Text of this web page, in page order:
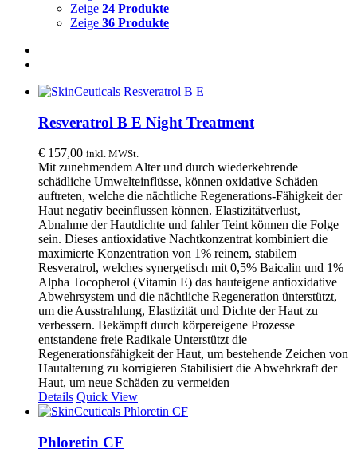
Zeige 24 Produkte
Zeige 36 Produkte
Resveratrol B E Night Treatment
€ 157,00 inkl. MWSt.
Mit zunehmendem Alter und durch wiederkehrende
schädliche Umwelteinflüsse, können oxidative Schäden
auftreten, welche die nächtliche Regenerations-Fähigkeit der
Haut negativ beeinflussen können. Elastizitätverlust,
Abnahme der Hautdichte und fahler Teint können die Folge
sein. Dieses antioxidative Nachtkonzentrat kombiniert die
maximierte Konzentration von 1% reinem, stabilem
Resveratrol, welches synergetisch mit 0,5% Baicalin und 1%
Alpha Tocopherol (Vitamin E) das hauteigene antioxidative
Abwehrsystem und die nächtliche Regeneration ünterstützt,
um die Ausstrahlung, Elastizität und Dichte der Haut zu
verbessern. Bekämpft durch körpereigene Prozesse
entstandene freie Radikale Unterstützt die
Regenerationsfähigkeit der Haut, um bestehende Zeichen von
Hautalterung zu korrigieren Stabilisiert die Abwehrkraft der
Haut, um neue Schäden zu vermeiden
Details Quick View
Phloretin CF